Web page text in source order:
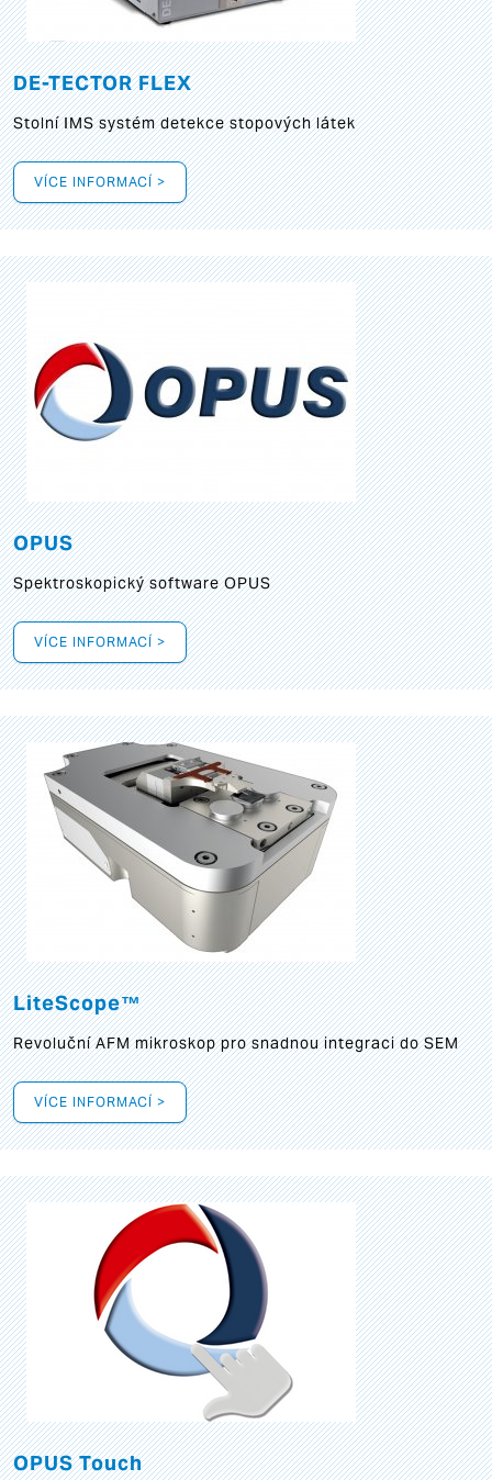
DE-TECTOR FLEX
Stolní IMS systém detekce stopových látek
VÍCE INFORMACÍ >
OPUS
Spektroskopický software OPUS
VÍCE INFORMACÍ >
LiteScope™
Revoluční AFM mikroskop pro snadnou integraci do SEM
VÍCE INFORMACÍ >
OPUS Touch